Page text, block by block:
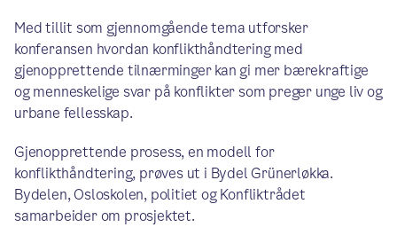
Med tillit som gjennomgående tema utforsker
konferansen hvordan konflikthåndtering med
gjenopprettende tilnærminger kan gi mer bærekraftige
og menneskelige svar på konflikter som preger unge liv og
urbane fellesskap.
Gjenopprettende prosess, en modell for
konflikthåndtering, prøves ut i Bydel Grünerløkka.
Bydelen, Osloskolen, politiet og Konfliktrådet
samarbeider om prosjektet.